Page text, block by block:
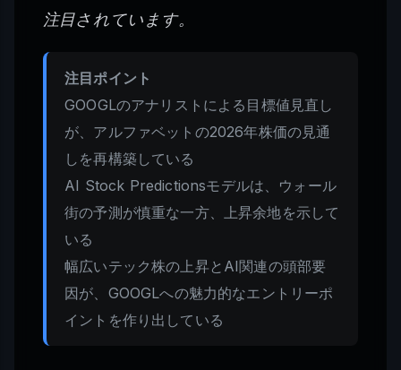
注目されています。
注目ポイント
GOOGLのアナリストによる目標値見直し
が、アルファベットの2026年株価の見通
しを再構築している
AI Stock Predictionsモデルは、ウォール
街の予測が慎重な一方、上昇余地を示して
いる
幅広いテック株の上昇とAI関連の頭部要
因が、GOOGLへの魅力的なエントリーポ
イントを作り出している